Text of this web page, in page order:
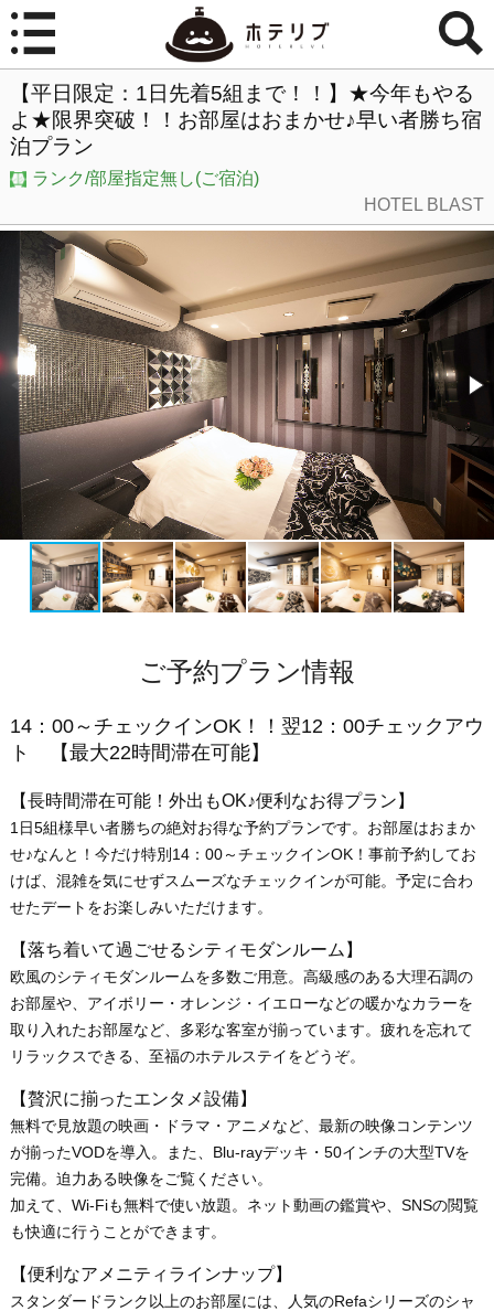
【平日限定：1日先着5組まで！！】★今年もやる
よ★限界突破！！お部屋はおまかせ♪早い者勝ち宿
泊プラン
ランク/部屋指定無し(ご宿泊)
HOTEL BLAST
ご予約プラン情報
14：00～チェックインOK！！翌12：00チェックアウ
ト 【最大22時間滞在可能】
【長時間滞在可能！外出もOK♪便利なお得プラン】
1日5組様早い者勝ちの絶対お得な予約プランです。お部屋はおまか
せ♪なんと！今だけ特別14：00～チェックインOK！事前予約してお
けば、混雑を気にせずスムーズなチェックインが可能。予定に合わ
せたデートをお楽しみいただけます。
【落ち着いて過ごせるシティモダンルーム】
欧風のシティモダンルームを多数ご用意。高級感のある大理石調の
お部屋や、アイボリー・オレンジ・イエローなどの暖かなカラーを
取り入れたお部屋など、多彩な客室が揃っています。疲れを忘れて
リラックスできる、至福のホテルステイをどうぞ。
【贅沢に揃ったエンタメ設備】
無料で見放題の映画・ドラマ・アニメなど、最新の映像コンテンツ
が揃ったVODを導入。また、Blu-rayデッキ・50インチの大型TVを
完備。迫力ある映像をご覧ください。
加えて、Wi-Fiも無料で使い放題。ネット動画の鑑賞や、SNSの閲覧
も快適に行うことができます。
【便利なアメニティラインナップ】
スタンダードランク以上のお部屋には、人気のRefaシリーズのシャ